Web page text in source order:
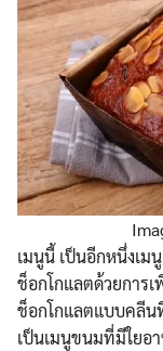
เมนูนี้ เป็นอีกหนึ่งเม
ช็อกโกแลตด้วยการเ
ช็อกโกแลตแบบคลีน
เป็นเมนูขนมที่มีใยอ